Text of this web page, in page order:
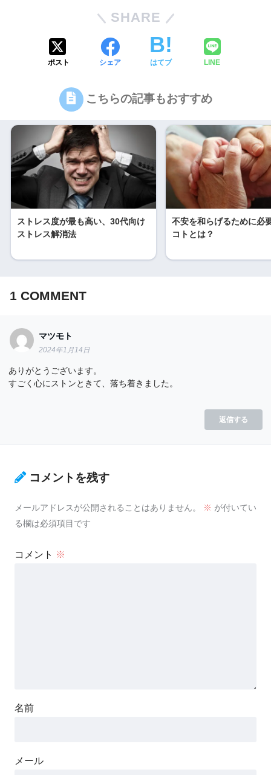
SHARE
ポスト シェア はてブ LINE
こちらの記事もおすすめ
ストレス度が最も高い、30代向け
ストレス解消法
不安を和らげるために必
コトとは？
1 COMMENT
マツモト
2024年1月14日
ありがとうございます。
すごく心にストンときて、落ち着きました。
返信する
コメントを残す
メールアドレスが公開されることはありません。 ※ が付いてい
る欄は必須項目です
コメント ※
名前
メール